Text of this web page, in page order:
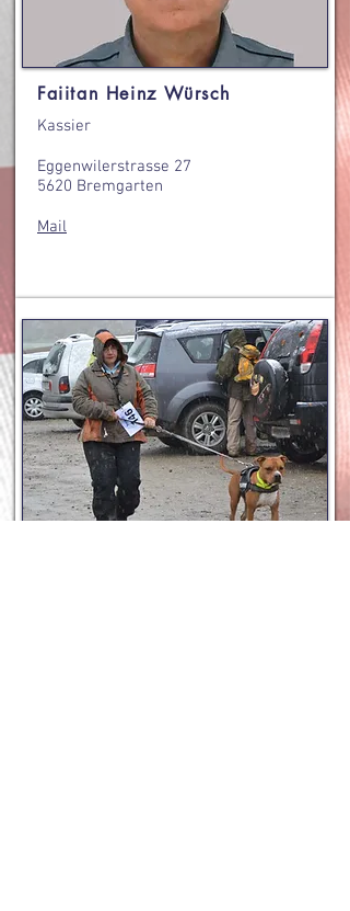
Faiitan Heinz Würsch
Kassier
Eggenwilerstrasse 27
5620 Bremgarten
Mail